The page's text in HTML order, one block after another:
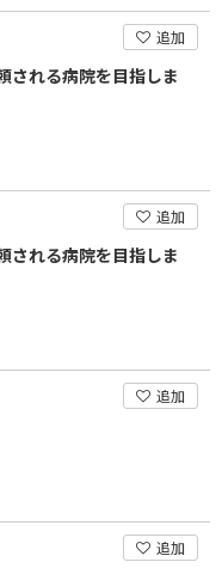
追加
される病院を目指しま
追加
される病院を目指しま
追加
追加